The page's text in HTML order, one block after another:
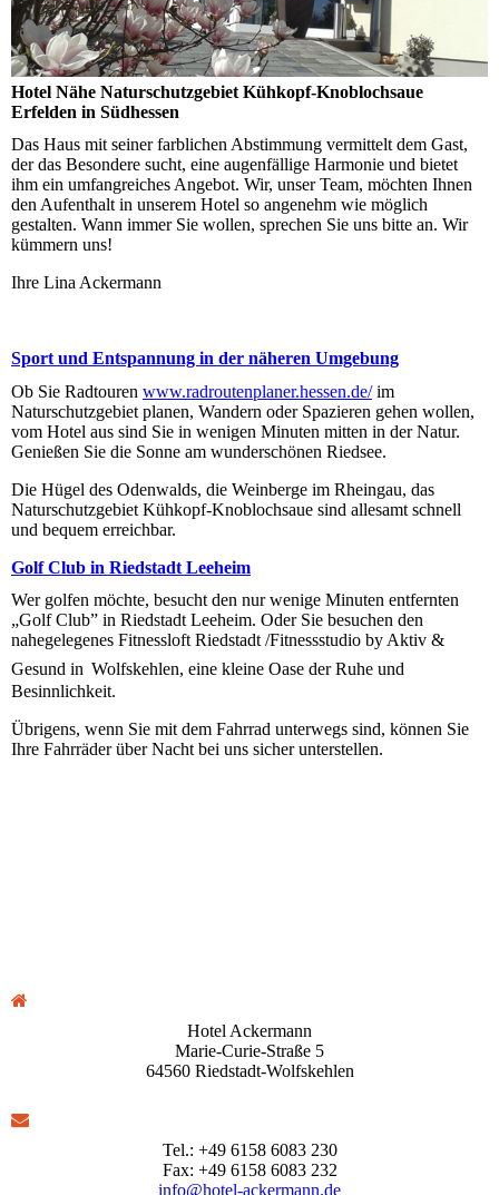
Hotel Nähe Naturschutzgebiet Kühkopf-Knoblochsaue
Erfelden in Südhessen
Das Haus mit seiner farblichen Abstimmung vermittelt dem Gast,
der das Besondere sucht, eine augenfällige Harmonie und bietet
ihm ein um­fang­rei­ches Angebot. Wir, unser Team, möchten Ihnen
den Aufenthalt in unserem Hotel so angenehm wie möglich
gestalten. Wann immer Sie wollen, sprechen Sie uns bitte an. Wir
kümmern uns!
Ihre Lina Ackermann
Sport und Entspannung in der näheren Umgebung
Ob Sie Radtouren www.radroutenplaner.hessen.de/im
Naturschutzgebiet planen, Wandern oder Spazieren gehen wollen,
vom Hotel aus sind Sie in wenigen Minuten mitten in der Natur.
Genießen Sie die Sonne am wunder­schö­nen Riedsee.
Die Hügel des Odenwalds, die Weinberge im Rheingau, das
Naturschutzgebiet Kühkopf-Knoblochsaue sind allesamt schnell
und bequem erreichbar.
Golf Club in Riedstadt Leeheim
Wer golfen möchte, besucht den nur wenige Minuten entfernten
„Golf Club” in Riedstadt Leeheim. Oder Sie besuchen den
nahegelegenes Fitnessloft Riedstadt /Fitnessstudio by Aktiv &
Gesund in Wolfskehlen, eine kleine Oase der Ruhe und
Besinnlichkeit.
Übrigens, wenn Sie mit dem Fahrrad unterwegs sind, können Sie
Ihre Fahr­räder über Nacht bei uns sicher unterstellen.
Hotel Ackermann
Marie-Curie-Straße 5
64560 Riedstadt-Wolfskehlen
Tel.: +49 6158 6083 230
Fax: +49 6158 6083 232
info@hotel-ackermann.de